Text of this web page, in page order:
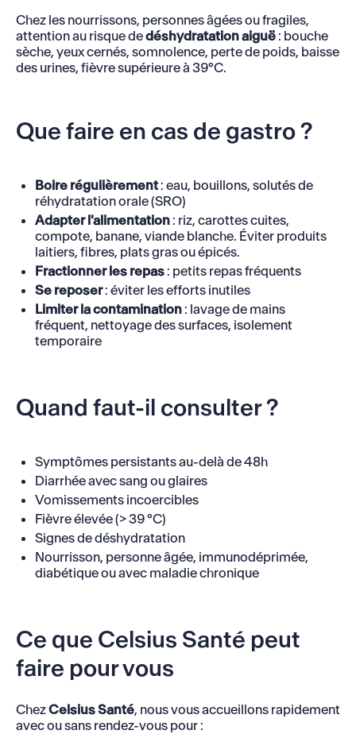
Chez les nourrissons, personnes âgées ou fragiles,
attention au risque dedéshydratation aiguë: bouche
sèche, yeux cernés, somnolence, perte de poids, baisse
des urines, fièvre supérieure à 39°C.
Que faire en cas de gastro ?
Boire régulièrement: eau, bouillons, solutés de
réhydratation orale (SRO)
Adapter l'alimentation: riz, carottes cuites,
compote, banane, viande blanche. Éviter produits
laitiers, fibres, plats gras ou épicés.
Fractionner les repas: petits repas fréquents
Se reposer: éviter les efforts inutiles
Limiter la contamination: lavage de mains
fréquent, nettoyage des surfaces, isolement
temporaire
Quand faut-il consulter ?
Symptômes persistants au-delà de 48h
Diarrhée avec sang ou glaires
Vomissements incoercibles
Fièvre élevée (> 39 °C)
Signes de déshydratation
Nourrisson, personne âgée, immunodéprimée,
diabétique ou avec maladie chronique
Ce que Celsius Santé peut
faire pour vous
ChezCelsius Santé, nous vous accueillons rapidement
avec ou sans rendez-vous pour :